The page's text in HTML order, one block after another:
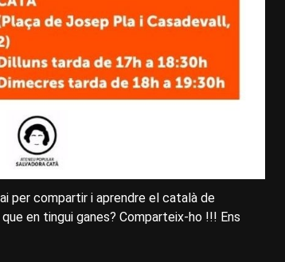
per compartir i aprendre el català de
en tingui ganes? Comparteix-ho !!! Ens